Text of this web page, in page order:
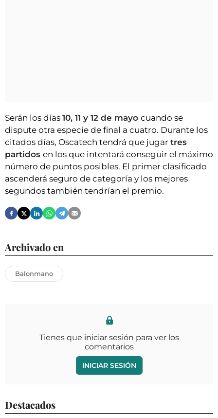
Serán los días 10, 11 y 12 de mayo cuando se
dispute otra especie de final a cuatro. Durante los
citados días, Oscatech tendrá que jugar tres
partidos en los que intentará conseguir el máximo
número de puntos posibles. El primer clasificado
ascenderá seguro de categoría y los mejores
segundos también tendrían el premio.
Archivado en
Balonmano
Tienes que iniciar sesión para ver los
comentarios
INICIAR SESIÓN
Destacados